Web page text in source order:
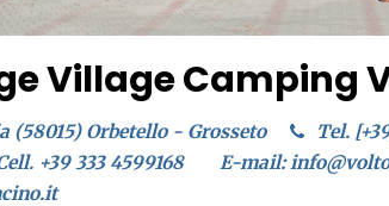
Village Camping
(58015) Orbetello - Grosseto
Tel.
+39 333 4599168
E-mail: